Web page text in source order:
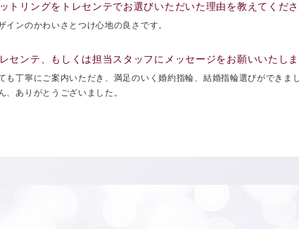
トリングをトレセンテでお選びいただいた理由を教えてくださ
インのかわいさとつけ心地の良さです。
レセンテ、もしくは担当スタッフにメッセージをお願いいたしま
も丁寧にご案内いただき、満足のいく婚約指輪、結婚指輪選びができま
、ありがとうございました。